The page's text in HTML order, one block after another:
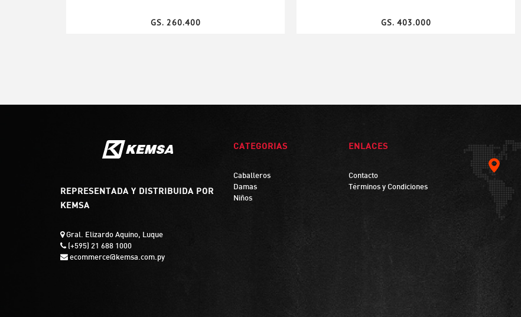
GS. 260.400 GS. 403.000
REPRESENTADA Y DISTRIBUIDA POR
KEMSA
Gral. Elizardo Aquino, Luque
(+595) 21 688 1000
ecommerce@kemsa.com.py
CATEGORIAS
Caballeros
Damas
Niños
ENLACES
Contacto
Términos y Condiciones